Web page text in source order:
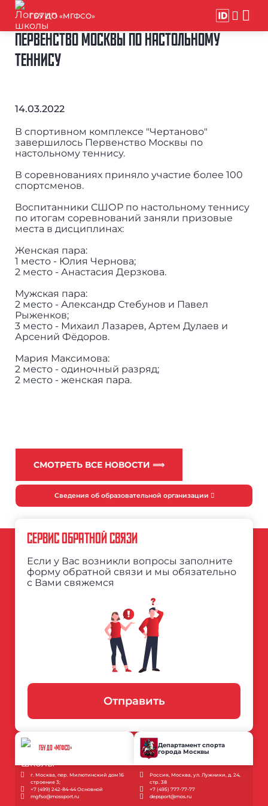
ГБУ ДО «МГФСО»
ПЕРВЕНСТВО МОСКВЫ ПО НАСТОЛЬНОМУ
ТЕННИСУ
14.03.2022
В спортивном комплексе "Чертаново"
завершилось Первенство Москвы по
настольному теннису.
В соревнованиях приняло участие более 100
спортсменов.
Воспитанники СШОР по настольному теннису
по итогам соревнований заняли призовые
места в дисциплинах:
Женская пара:
1 место - Юлия Чернова;
2 место - Анастасия Дерзкова.
Мужская пара:
2 место - Александр Стебунов и Павел
Рыженков;
3 место - Михаил Лазарев, Артем Дулаев и
Арсений Фёдоров.
Мария Максимова:
2 место - одиночный разряд;
2 место - женская пара.
СМОТРЕТЬ ВСЕ НОВОСТИ ⟹
Сведения об образовательной организации
СЕРВИС ОБРАТНОЙ СВЯЗИ
Если у Вас возникли вопросы заполните
форму обратной связи и мы обязательно
с Вами свяжемся
Отправить
ГБУ ДО «МГФСО»
г. Москва, пер. Милютинский дом 16
строение 3;
+7 (499) 242-84-44 Основной
mgfso@mossport.ru
Департамент спорта
города Москвы
Россия, Москва, ул. Лужники, д. 24,
стр. 38
+7 (495) 777-77-77
depsport@mos.ru